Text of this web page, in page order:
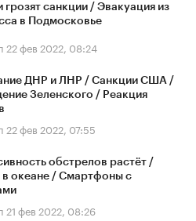
грозят санкции / Эвакуация из
в Подмосковье
22 фев 2022, 08:24
ДНР и ЛНР / Санкции США /
Зеленского / Реакция
22 фев 2022, 07:55
обстрелов растёт /
в океане / Смартфоны с
21 фев 2022, 08:26